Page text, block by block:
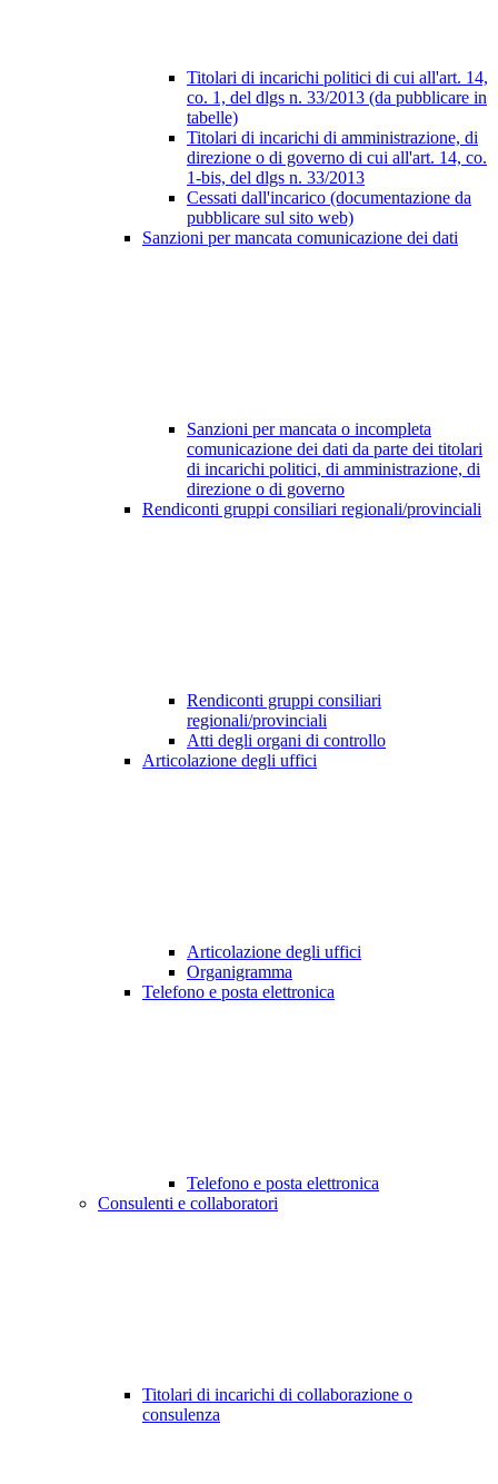
Titolari di incarichi politici di cui all'art. 14,
co. 1, del dlgs n. 33/2013 (da pubblicare in
tabelle)
Titolari di incarichi di amministrazione, di
direzione o di governo di cui all'art. 14, co.
1-bis, del dlgs n. 33/2013
Cessati dall'incarico (documentazione da
pubblicare sul sito web)
Sanzioni per mancata comunicazione dei dati
Sanzioni per mancata o incompleta
comunicazione dei dati da parte dei titolari
di incarichi politici, di amministrazione, di
direzione o di governo
Rendiconti gruppi consiliari regionali/provinciali
Rendiconti gruppi consiliari
regionali/provinciali
Atti degli organi di controllo
Articolazione degli uffici
Articolazione degli uffici
Organigramma
Telefono e posta elettronica
Telefono e posta elettronica
Consulenti e collaboratori
Titolari di incarichi di collaborazione o
consulenza